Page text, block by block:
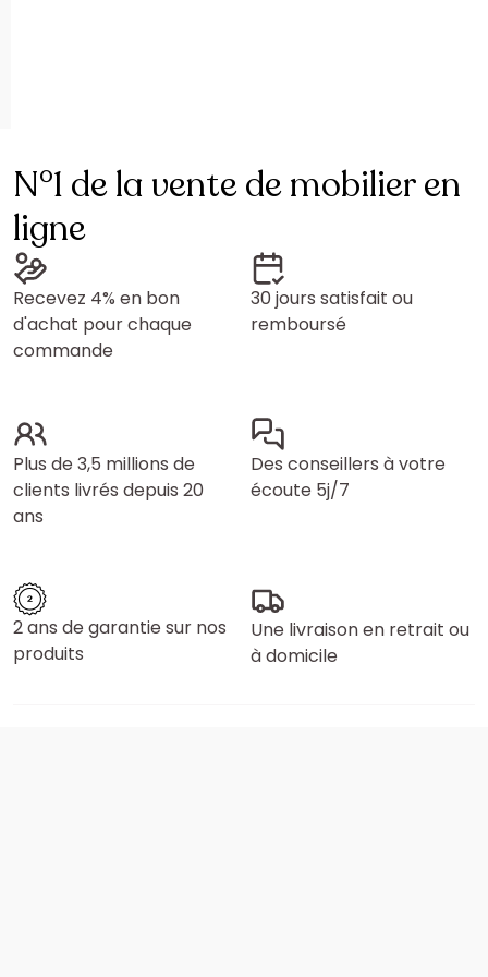
N°1 de la vente de mobilier en
ligne
Recevez 4% en bon
d'achat pour chaque
commande
30 jours satisfait ou
remboursé
Plus de 3,5 millions de
clients livrés depuis 20
ans
Des conseillers à votre
écoute 5j/7
2 ans de garantie sur nos
produits
Une livraison en retrait ou
à domicile